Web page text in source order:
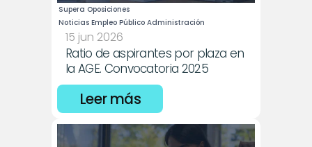
Supera Oposiciones
Noticias Empleo Público Administración
15 jun 2026
Ratio de aspirantes por plaza en
la AGE. Convocatoria 2025
Leer más